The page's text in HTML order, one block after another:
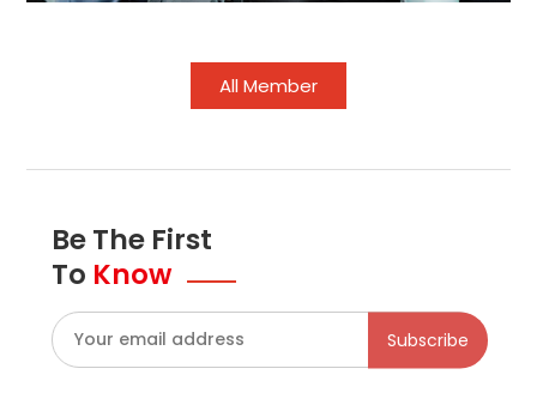
All Member
Be The First
To Know